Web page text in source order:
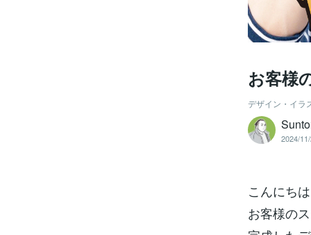
お客様
デザイン・イラ
2024/
こんにち
お客様の